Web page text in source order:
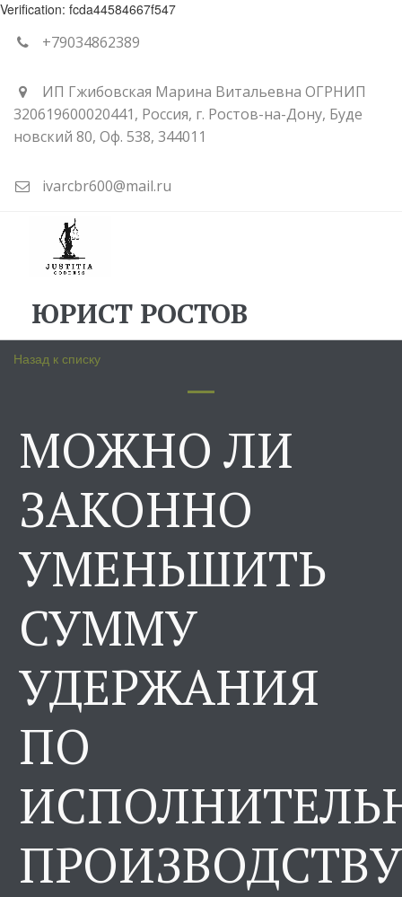
Verification: fcda44584667f547
+79034862389
ИП Гжибовская Марина Витальевна ОГРНИП
320619600020441, Россия, г. Ростов-на-Дону, Буде
новский 80, Оф. 538, 344011
ivarcbr600@mail.ru
ЮРИСТ РОСТОВ
Назад к списку
МОЖНО ЛИ
ЗАКОННО
УМЕНЬШИТЬ
СУММУ
УДЕРЖАНИЯ
ПО